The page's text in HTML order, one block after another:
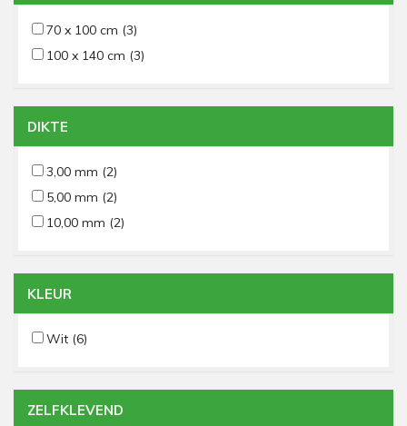
70 x 100 cm (3)
100 x 140 cm (3)
DIKTE
3,00 mm (2)
5,00 mm (2)
10,00 mm (2)
KLEUR
Wit (6)
ZELFKLEVEND